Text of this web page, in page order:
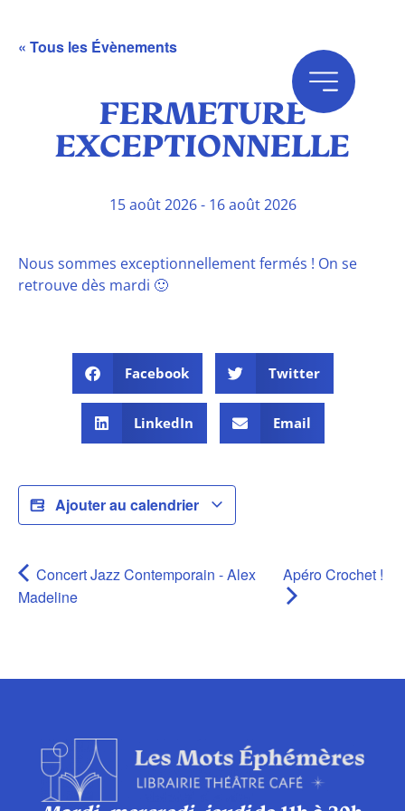
« Tous les Évènements
FERMETURE
EXCEPTIONNELLE
15 août 2026 - 16 août 2026
Nous sommes exceptionnellement fermés ! On se
retrouve dès mardi 🙂
Facebook Twitter
LinkedIn Email
Ajouter au calendrier
Concert Jazz Contemporain - Alex
Madeline
Apéro Crochet !